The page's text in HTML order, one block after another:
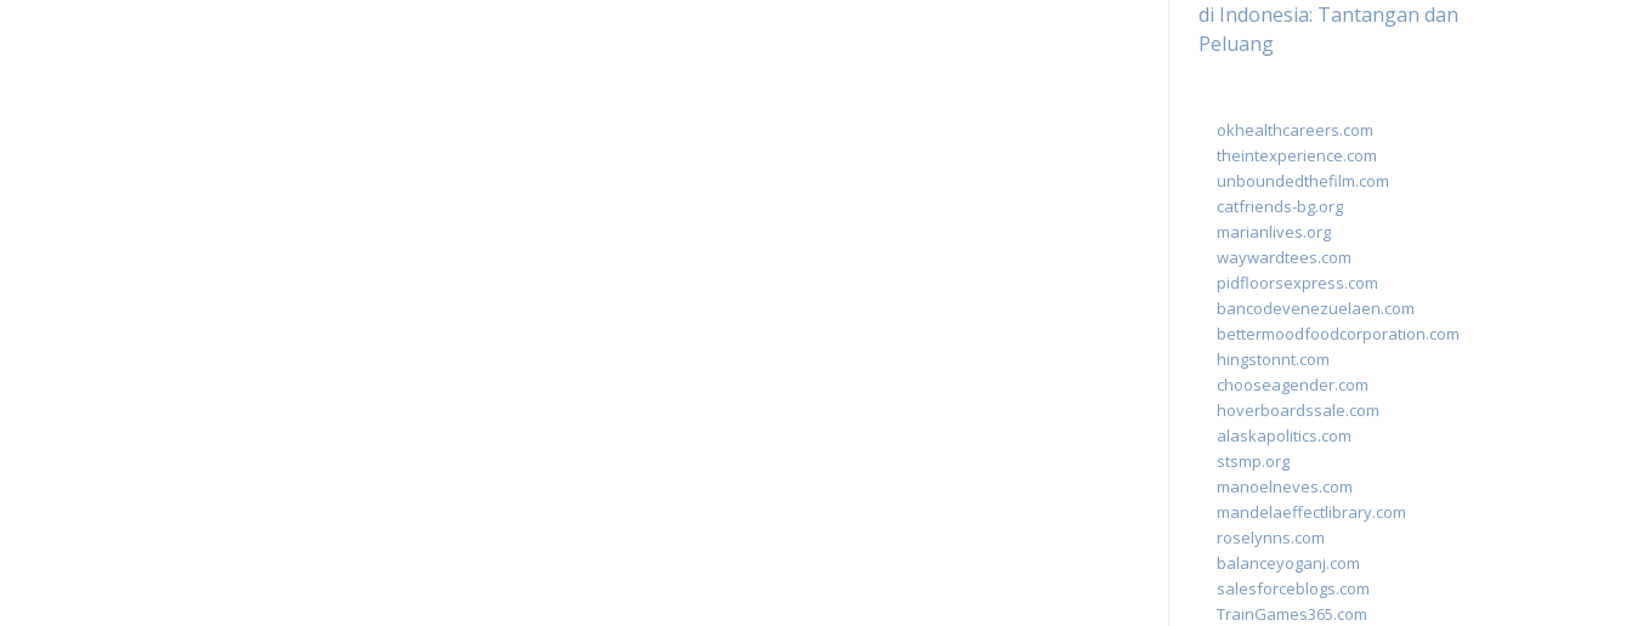
di Indonesia: Tantangan dan
Peluang
okhealthcareers.com
theintexperience.com
unboundedthefilm.com
catfriends-bg.org
marianlives.org
waywardtees.com
pidfloorsexpress.com
bancodevenezuelaen.com
bettermoodfoodcorporation.com
hingstonnt.com
chooseagender.com
hoverboardssale.com
alaskapolitics.com
stsmp.org
manoelneves.com
mandelaeffectlibrary.com
roselynns.com
balanceyoganj.com
salesforceblogs.com
TrainGames365.com